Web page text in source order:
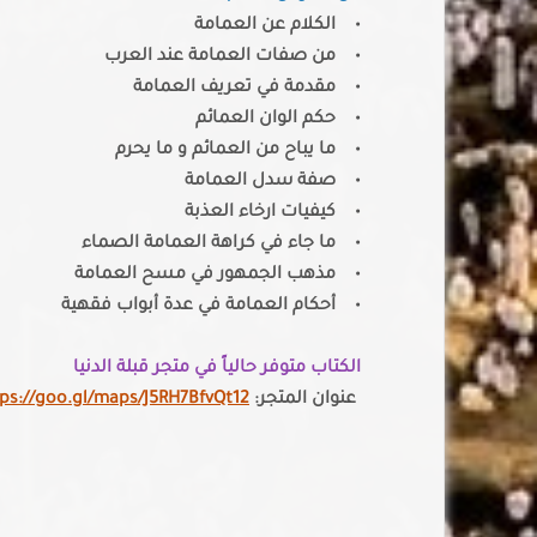
• الكلام عن العمامة
• من صفات العمامة عند العرب
• مقدمة في تعريف العمامة
• حكم الوان العمائم
• ما يباح من العمائم و ما يحرم
• صفة سدل العمامة
• كيفيات ارخاء العذبة
• ما جاء في كراهة العمامة الصماء
• مذهب الجمهور في مسح العمامة
• أحكام العمامة في عدة أبواب فقهية
الكتاب متوفر حالياً في متجر قبلة الدنيا
عنوان المتجر: goo.gl/maps/J5RH7BfvQt12